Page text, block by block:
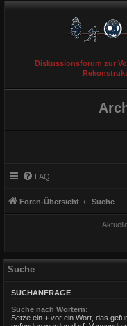
Diskussionsforum zur
FAQ
Foren-Übersicht Suche
Suche
SUCHANFRAGE
Suche nach Wörtern:
Setze ein + vor ein Wort, das